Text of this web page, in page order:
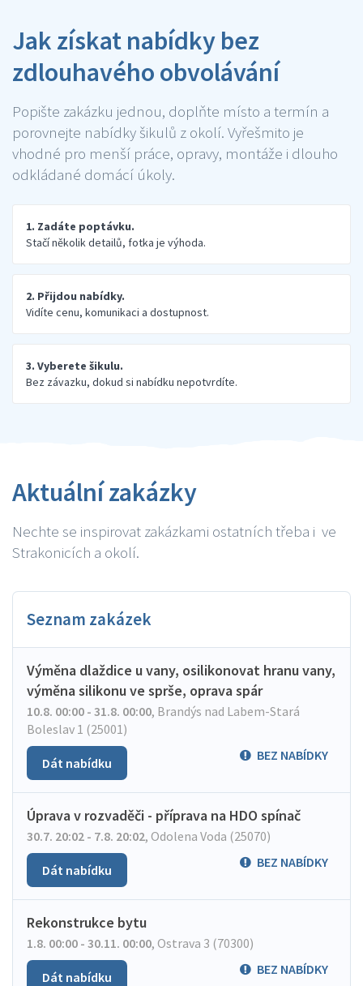
Jak získat nabídky bez
zdlouhavého obvolávání
Popište zakázku jednou, doplňte místo a termín a
porovnejte nabídky šikulů z okolí. Vyřešmito je
vhodné pro menší práce, opravy, montáže i dlouho
odkládané domácí úkoly.
1. Zadáte poptávku.
Stačí několik detailů, fotka je výhoda.
2. Přijdou nabídky.
Vidíte cenu, komunikaci a dostupnost.
3. Vyberete šikulu.
Bez závazku, dokud si nabídku nepotvrdíte.
Aktuální zakázky
Nechte se inspirovat zakázkami ostatních třeba i ve
Strakonicích a okolí.
Seznam zakázek
Výměna dlaždice u vany, osilikonovat hranu vany,
výměna silikonu ve sprše, oprava spár
10.8. 00:00 - 31.8. 00:00, Brandýs nad Labem-Stará
Boleslav 1 (25001)
BEZ NABÍDKY
Dát nabídku
Úprava v rozvaděči - příprava na HDO spínač
30.7. 20:02 - 7.8. 20:02, Odolena Voda (25070)
BEZ NABÍDKY
Dát nabídku
Rekonstrukce bytu
1.8. 00:00 - 30.11. 00:00, Ostrava 3 (70300)
BEZ NABÍDKY
Dát nabídku